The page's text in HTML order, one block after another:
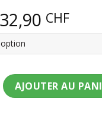
32,90 CHF
The Joker
AJOUTER AU